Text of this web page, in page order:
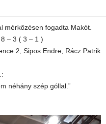
mérkőzésen fogadta Makót.
– 3 ( 3 – 1 )
2, Sipos Endre, Rácz Patrik
néhány szép góllal.”